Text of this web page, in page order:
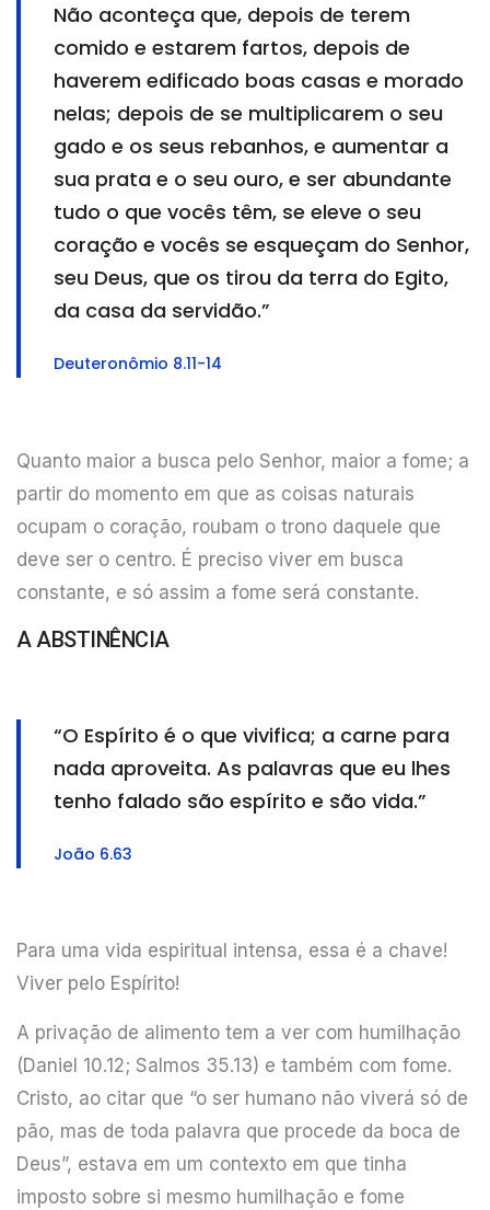
Não aconteça que, depois de terem
comido e estarem fartos, depois de
haverem edificado boas casas e morado
nelas; depois de se multiplicarem o seu
gado e os seus rebanhos, e aumentar a
sua prata e o seu ouro, e ser abundante
tudo o que vocês têm, se eleve o seu
coração e vocês se esqueçam do Senhor,
seu Deus, que os tirou da terra do Egito,
da casa da servidão.”
Deuteronômio 8.11-14
Quanto maior a busca pelo Senhor, maior a fome; a
partir do momento em que as coisas naturais
ocupam o coração, roubam o trono daquele que
deve ser o centro. É preciso viver em busca
constante, e só assim a fome será constante.
A ABSTINÊNCIA
“O Espírito é o que vivifica; a carne para
nada aproveita. As palavras que eu lhes
tenho falado são espírito e são vida.”
João 6.63
Para uma vida espiritual intensa, essa é a chave!
Viver pelo Espírito!
A privação de alimento tem a ver com humilhação
(Daniel 10.12; Salmos 35.13) e também com fome.
Cristo, ao citar que “o ser humano não viverá só de
pão, mas de toda palavra que procede da boca de
Deus”, estava em um contexto em que tinha
imposto sobre si mesmo humilhação e fome